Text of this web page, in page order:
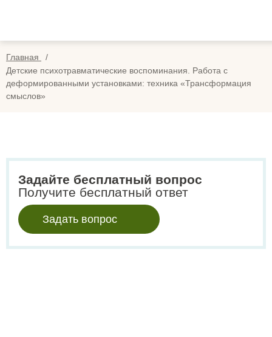
Оплата
Главная
Детские психотравматические воспоминания. Работа с
деформированными установками: техника «Трансформация
смыслов»
Задайте бесплатный вопрос
Получите бесплатный ответ
Задать вопрос